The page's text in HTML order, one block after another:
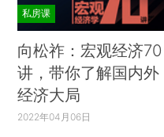
私房课
向松祚：宏观经济70
讲，带你了解国内外
经济大局
2022年04月06日